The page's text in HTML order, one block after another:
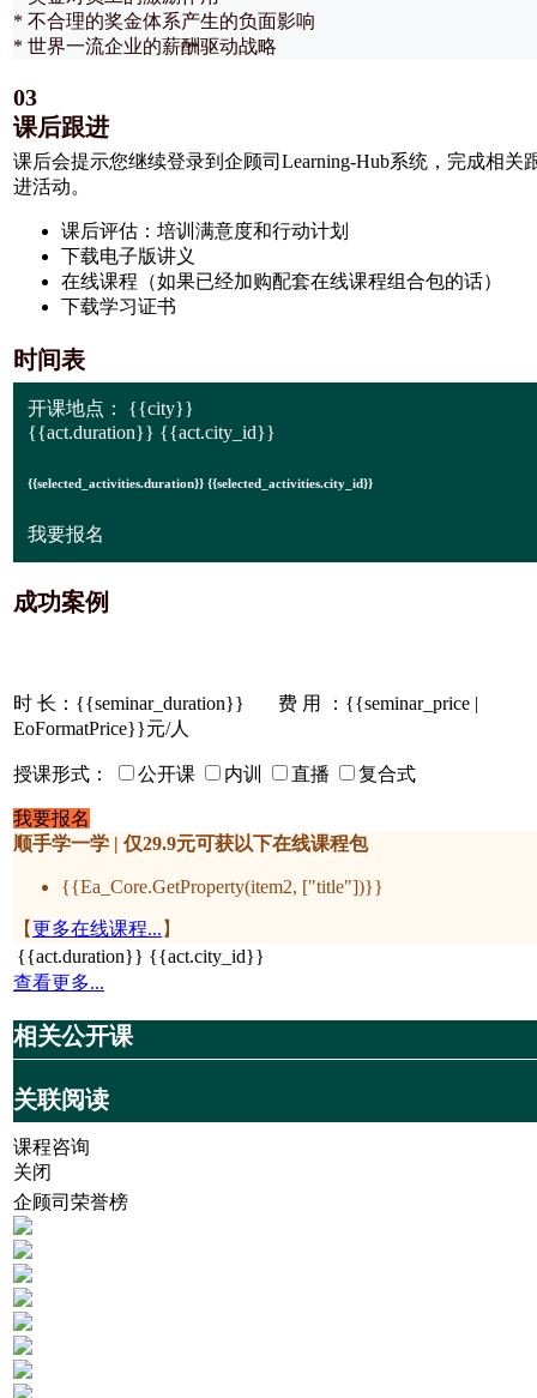
* 不合理的奖金体系产生的负面影响
* 世界一流企业的薪酬驱动战略
03
课后跟进
课后会提示您继续登录到企顾司Learning-Hub系统，完成相关
进活动。
课后评估：培训满意度和行动计划
下载电子版讲义
在线课程（如果已经加购配套在线课程组合包的话）
下载学习证书
时间表
开课地点： {{city}}
{{act.duration}} {{act.city_id}}
{{selected_activities.duration}} {{selected_activities.city_id}}
我要报名
成功案例
时 长： {{seminar_duration}}
费 用 ：{{seminar_price |
EoFormatPrice}}元/人
授课形式： 公开课 内训 直播 复合式
我要报名
顺手学一学 | 仅29.9元可获以下在线课程包
{{Ea_Core.GetProperty(item2, ["title"])}}
【更多在线课程... 】
{{act.duration}} {{act.city_id}}
查看更多...
相关公开课
关联阅读
课程咨询
关闭
企顾司荣誉榜